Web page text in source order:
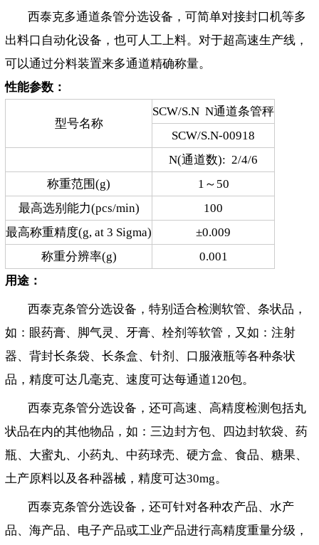
西泰克多通道条管分选设备，可简单对接封口机等多
出料口自动化设备，也可人工上料。对于超高速生产线，
可以通过分料装置来多通道精确称量。
性能参数：
型号名称
SCW/S.N N通道条管秤
SCW/S.N-00918
N(通道数): 2/4/6
称重范围(g)
1～50
最高选别能力(pcs/min)
100
最高称重精度(g, at 3 Sigma)
±0.009
称重分辨率(g)
0.001
用途：
西泰克条管分选设备，特别适合检测软管、条状品，
如：眼药膏、脚气灵、牙膏、栓剂等软管，又如：注射
器、背封长条袋、长条盒、针剂、口服液瓶等各种条状
品，精度可达几毫克、速度可达每通道120包。
西泰克条管分选设备，还可高速、高精度检测包括丸
状品在内的其他物品，如：三边封方包、四边封软袋、药
瓶、大蜜丸、小药丸、中药球壳、硬方盒、食品、糖果、
土产原料以及各种器械，精度可达30mg。
西泰克条管分选设备，还可针对各种农产品、水产
品、海产品、电子产品或工业产品进行高精度重量分级，